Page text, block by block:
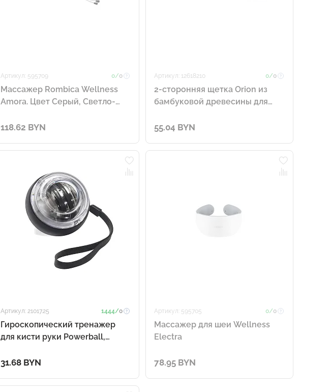
Артикул: 595709 0/0
Массажер Rombica Wellness
Amora. Цвет Серый, Светло-
118.62 BYN
Артикул: 12618210 0/0
2-сторонняя щетка Orion из
бамбуковой древесины для
55.04 BYN
Артикул: 21017.25 1444/0
Гироскопический тренажер
для кисти руки Powerball,
31.68 BYN
Артикул: 595705 0/0
Массажер для шеи Wellness
Electra
78.95 BYN